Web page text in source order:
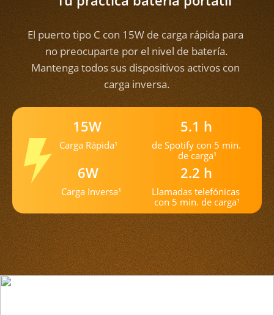
Llamadas telefónicas
con 5 min. de carga¹
2.2 h
Carga Inversa¹
6W
de Spotify con 5 min.
de carga¹
5.1 h
Carga Rápida¹
15W
El puerto tipo C con 15W de carga rápida para
no preocuparte por el nivel de batería.
Mantenga todos sus dispositivos activos con
carga inversa.